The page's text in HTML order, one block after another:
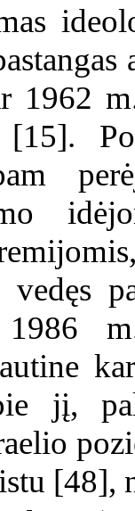
1962
[15].
1986
jį,
[48],